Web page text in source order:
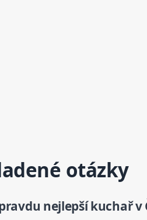
otázky
nejlepší kuchař v